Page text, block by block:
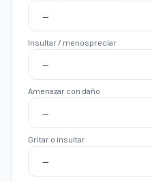
Insultar / menospreciar
Amenazar con daño
Gritar o insultar